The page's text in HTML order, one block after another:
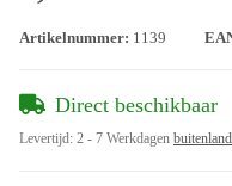
Artikelnummer: 1139
Direct beschikbaar
Levertijd: 2 - 7 Werkdagen buitenland